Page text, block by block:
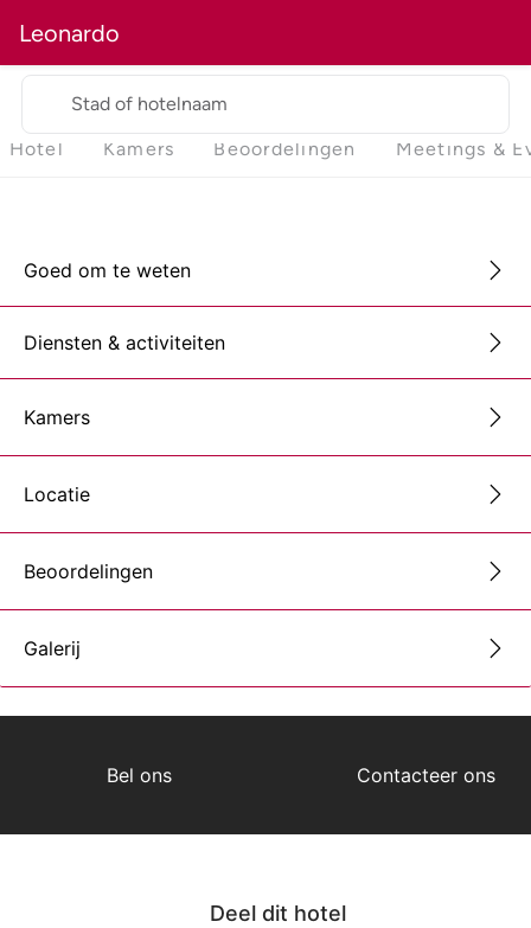
Leonardo
Stad of hotelnaam
Hotel Kamers Beoordelingen Meetings &
Goed om te weten
Diensten & activiteiten
Kamers
Locatie
Beoordelingen
Galerij
Bel ons Contacteer ons
Deel dit hotel